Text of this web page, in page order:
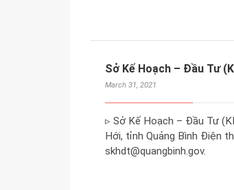
Sở Kế Hoạch – Đầu Tư
March 31, 2021
▹ Sở Kế Hoạch – Đầu Tư
Hới, tỉnh Quảng Bình Điện
skhdt@quangbinh.gov.